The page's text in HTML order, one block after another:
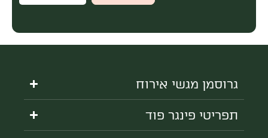
גרוסמן מגשי אירוח
תפריטי פינגר פוד